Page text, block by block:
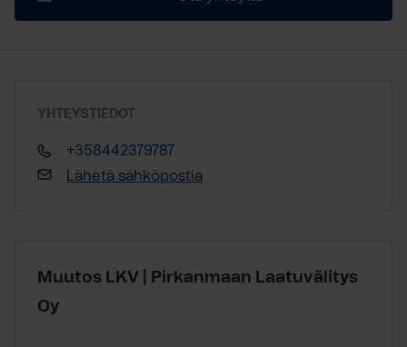
YHTEYSTIEDOT
+358442379787
Lähetä sähköpostia
Muutos LKV | Pirkanmaan Laatuvälitys
Oy